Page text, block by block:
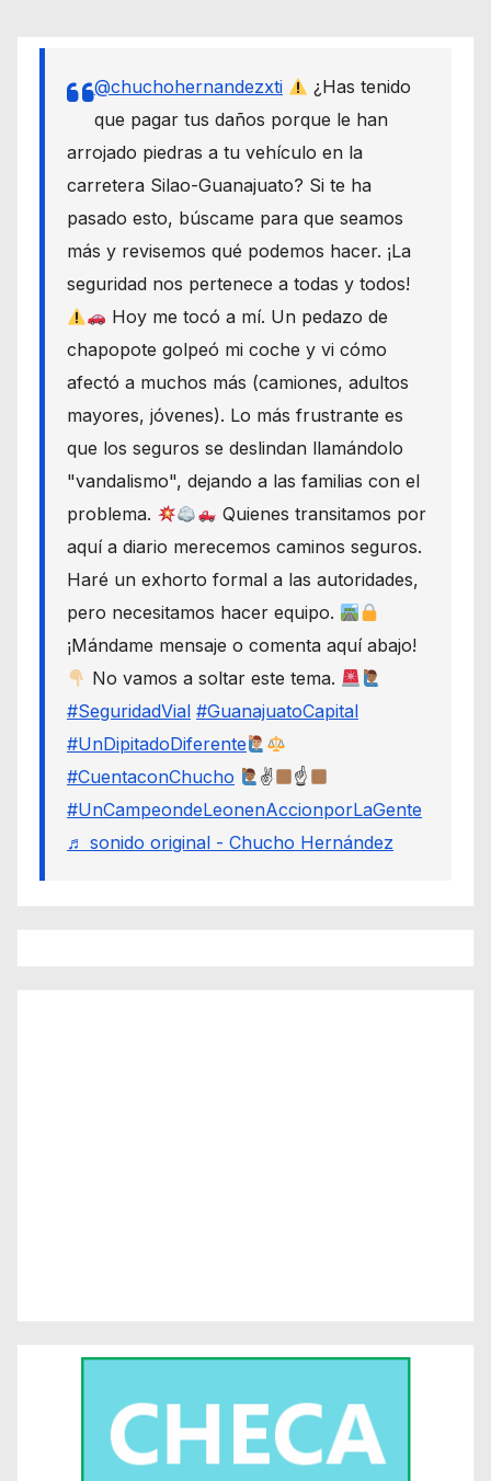
@chuchohernandezxti
¿Has tenido
que pagar tus daños porque le han
arrojado piedras a tu vehículo en la
carretera Silao-Guanajuato? Si te ha
pasado esto, búscame para que seamos
más y revisemos qué podemos hacer. ¡La
seguridad nos pertenece a todas y todos!
Hoy me tocó a mí. Un pedazo de
chapopote golpeó mi coche y vi cómo
afectó a muchos más (camiones, adultos
mayores, jóvenes). Lo más frustrante es
que los seguros se deslindan llamándolo
"vandalismo", dejando a las familias con el
problema.
Quienes transitamos por
aquí a diario merecemos caminos seguros.
Haré un exhorto formal a las autoridades,
pero necesitamos hacer equipo.
¡Mándame mensaje o comenta aquí abajo!
No vamos a soltar este tema.
#SeguridadVial #GuanajuatoCapital
#UnDipitadoDiferente
#CuentaconChucho
✌
☝
#UnCampeondeLeonenAccionporLaGente
♬ sonido original - Chucho Hernández